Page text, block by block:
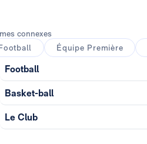
connexes
Équipe Première
Football
Basket-ball
Le Club